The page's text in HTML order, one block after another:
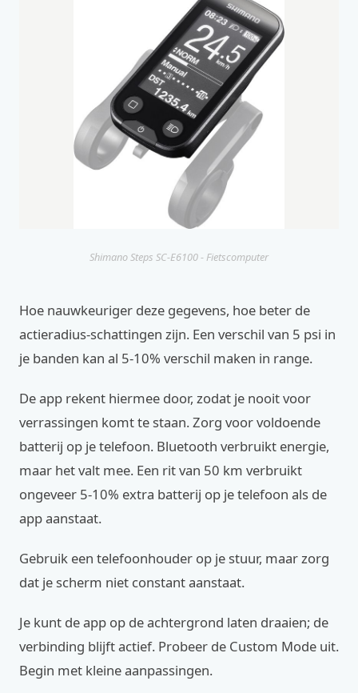
Shimano Steps SC-E6100 - Fietscomputer
Hoe nauwkeuriger deze gegevens, hoe beter de
actieradius-schattingen zijn. Een verschil van 5 psi in
je banden kan al 5-10% verschil maken in range.
De app rekent hiermee door, zodat je nooit voor
verrassingen komt te staan. Zorg voor voldoende
batterij op je telefoon. Bluetooth verbruikt energie,
maar het valt mee. Een rit van 50 km verbruikt
ongeveer 5-10% extra batterij op je telefoon als de
app aanstaat.
Gebruik een telefoonhouder op je stuur, maar zorg
dat je scherm niet constant aanstaat.
Je kunt de app op de achtergrond laten draaien; de
verbinding blijft actief. Probeer de Custom Mode uit.
Begin met kleine aanpassingen.